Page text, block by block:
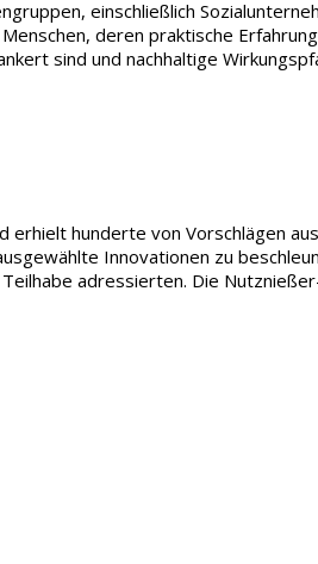
einschließlich
deren praktische
sind und nachhaltige
hunderte von Vorschlägen
Innovationen zu
adressierten. Die